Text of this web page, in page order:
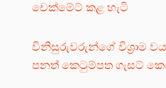
චෙක්මේට් කළ හැටි
විනිසුරුවරුන්ගේ විශ්‍රාම
පනත් කෙටුම්පත ගැසට්